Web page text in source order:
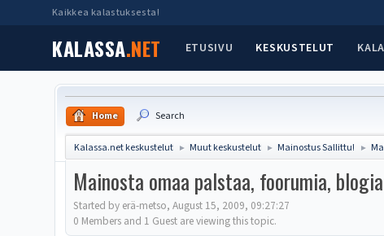
Kaikkea kalastuksesta!
KALASSA.NET ETUSIVU KESKUSTELUT
Home Search
Kalassa.net keskustelut ► Muut keskustelut ► Mainostus Sallittu! ►
Mainosta omaa palstaa, foorumia,
Started by erä-metso, August 15, 2009, 09:27:27
0 Members and 1 Guest are viewing this topic.